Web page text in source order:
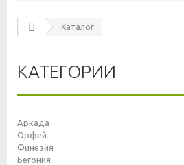
Каталог
КАТЕГОРИИ
Аркада
Орфей
Финезия
Бегония